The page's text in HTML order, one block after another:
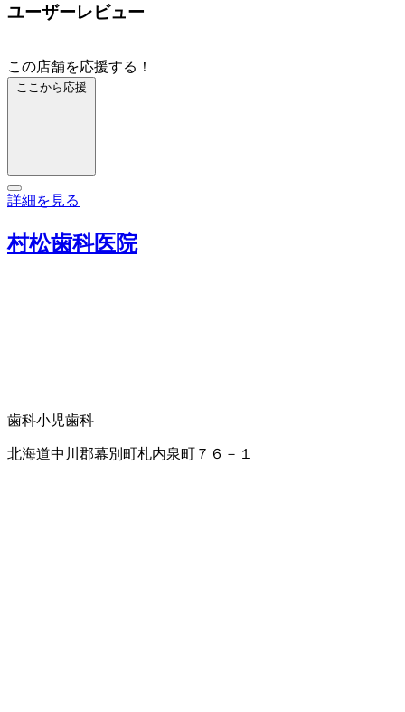
ユーザーレビュー
この店舗を応援する！
ここから応援
詳細を見る
村松歯科医院
歯科小児歯科
北海道中川郡幕別町札内泉町７６－１